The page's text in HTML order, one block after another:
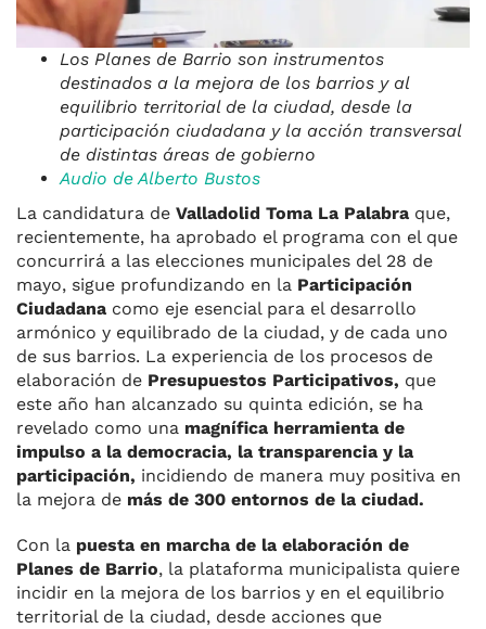
Los Planes de Barrio son instrumentos
destinados a la mejora de los barrios y al
equilibrio territorial de la ciudad, desde la
participación ciudadana y la acción transversal
de distintas áreas de gobierno
Audio de Alberto Bustos
La candidatura de Valladolid Toma La Palabra que,
recientemente, ha aprobado el programa con el que
concurrirá a las elecciones municipales del 28 de
mayo, sigue profundizando en la Participación
Ciudadana como eje esencial para el desarrollo
armónico y equilibrado de la ciudad, y de cada uno
de sus barrios. La experiencia de los procesos de
elaboración de Presupuestos Participativos, que
este año han alcanzado su quinta edición, se ha
revelado como una magnífica herramienta de
impulso a la democracia, la transparencia y la
participación, incidiendo de manera muy positiva en
la mejora de más de 300 entornos de la ciudad.
Con la puesta en marcha de la elaboración de
Planes de Barrio, la plataforma municipalista quiere
incidir en la mejora de los barrios y en el equilibrio
territorial de la ciudad, desde acciones que